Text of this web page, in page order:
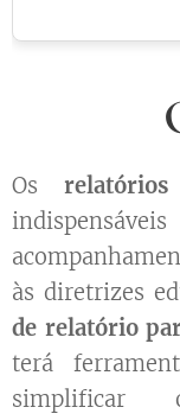
Os
às diretrizes
de relatório
terá
simplificar